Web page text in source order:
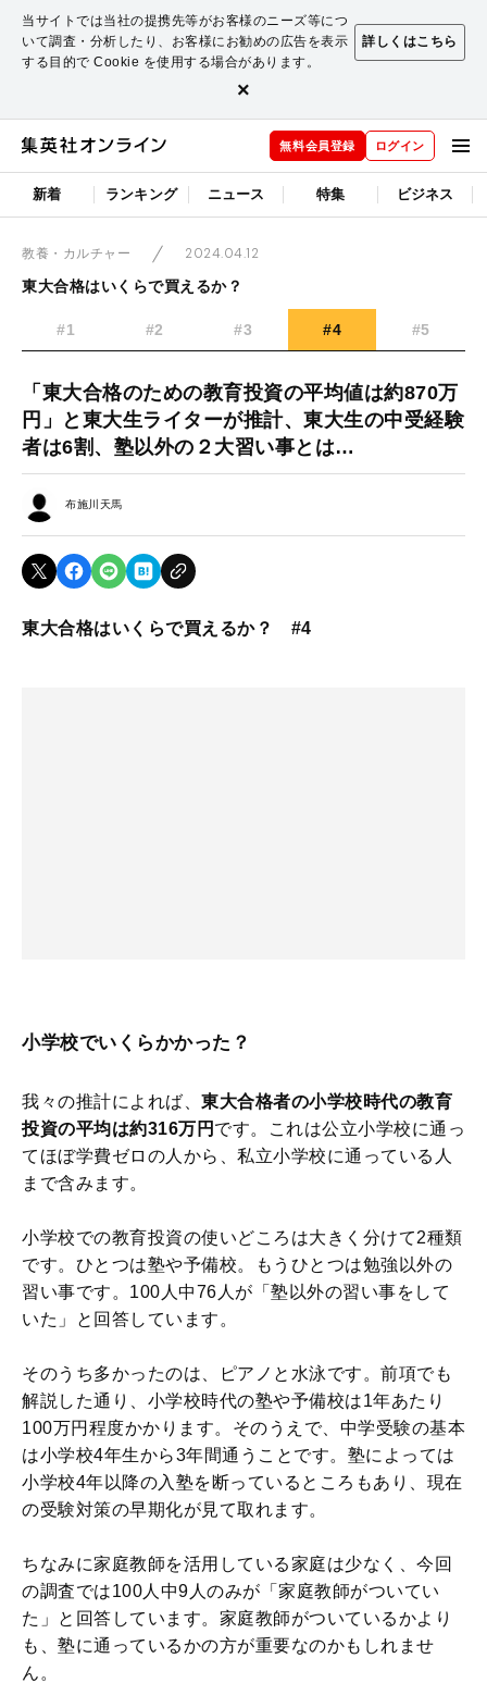
当サイトでは当社の提携先等がお客様のニーズ等につ
いて調査・分析したり、お客様にお勧めの広告を表示
する目的で Cookie を使用する場合があります。
詳しくはこちら
×
無料会員登録 ログイン
新着 ランキング ニュース 特集 ビジネス
教養・カルチャー
2024.04.12
東大合格はいくらで買えるか？
#1 #2 #3 #4 #5
「東大合格のための教育投資の平均値は約870万
円」と東大生ライターが推計、東大生の中受経験
者は6割、塾以外の２大習い事とは…
布施川天馬
東大合格はいくらで買えるか？ #4
小学校でいくらかかった？
我々の推計によれば、 東大合格者の小学校時代の教育
投資の平均は約316万円 です。これは公立小学校に通っ
てほぼ学費ゼロの人から、私立小学校に通っている人
まで含みます。
小学校での教育投資の使いどころは大きく分けて2種類
です。ひとつは塾や予備校。もうひとつは勉強以外の
習い事です。100人中76人が「塾以外の習い事をして
いた」と回答しています。
そのうち多かったのは、ピアノと水泳です。前項でも
解説した通り、小学校時代の塾や予備校は1年あたり
100万円程度かかります。そのうえで、中学受験の基本
は小学校4年生から3年間通うことです。塾によっては
小学校4年以降の入塾を断っているところもあり、現在
の受験対策の早期化が見て取れます。
ちなみに家庭教師を活用している家庭は少なく、今回
の調査では100人中9人のみが「家庭教師がついてい
た」と回答しています。家庭教師がついているかより
も、塾に通っているかの方が重要なのかもしれませ
ん。